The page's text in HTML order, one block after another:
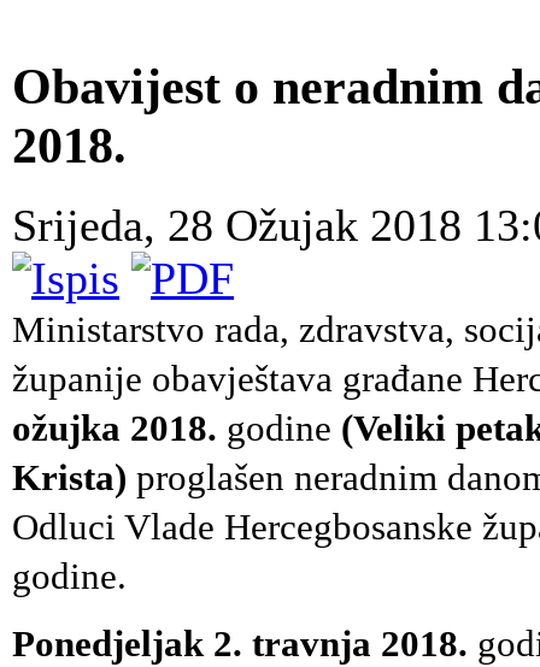
Obavijest o neradnim
2018.
Srijeda, 28 Ožujak 2018
Ministarstvo rada, zdravstva,
županije obavještava građane
ožujka 2018. godine (Veliki
Krista) proglašen neradnim
Odluci Vlade Hercegbosanske
godine.
Ponedjeljak 2. travnja 2018.